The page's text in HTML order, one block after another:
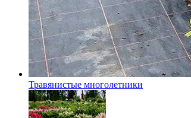
Травянистые многолетники